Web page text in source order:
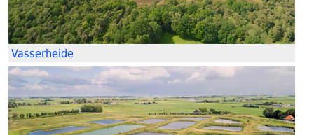
Vasserheide